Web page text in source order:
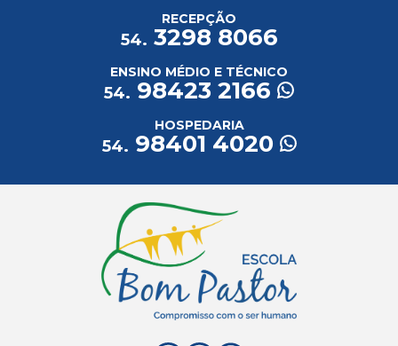
RECEPÇÃO
54. 3298 8066
ENSINO MÉDIO E TÉCNICO
54. 98423 2166
HOSPEDARIA
54. 98401 4020